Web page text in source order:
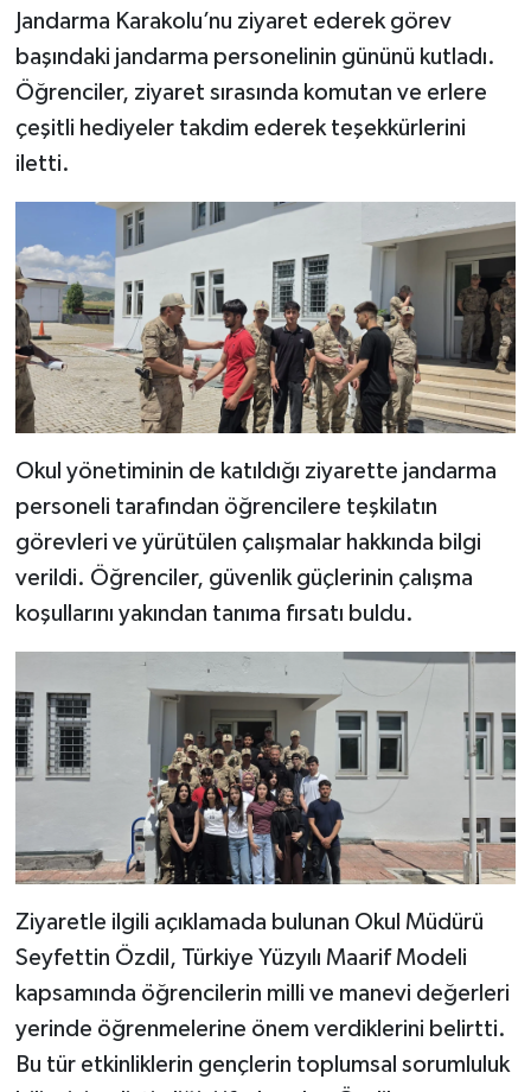
Jandarma Karakolu’nu ziyaret ederek görev
başındaki jandarma personelinin gününü kutladı.
Öğrenciler, ziyaret sırasında komutan ve erlere
çeşitli hediyeler takdim ederek teşekkürlerini
iletti.
Okul yönetiminin de katıldığı ziyarette jandarma
personeli tarafından öğrencilere teşkilatın
görevleri ve yürütülen çalışmalar hakkında bilgi
verildi. Öğrenciler, güvenlik güçlerinin çalışma
koşullarını yakından tanıma fırsatı buldu.
Ziyaretle ilgili açıklamada bulunan Okul Müdürü
Seyfettin Özdil, Türkiye Yüzyılı Maarif Modeli
kapsamında öğrencilerin milli ve manevi değerleri
yerinde öğrenmelerine önem verdiklerini belirtti.
Bu tür etkinliklerin gençlerin toplumsal sorumluluk